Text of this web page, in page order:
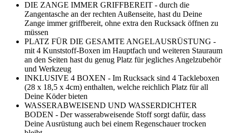
DIE ZANGE IMMER GRIFFBEREIT - durch die
Zangentasche an der rechten Außenseite, hast du Deine
Zange immer griffbereit, ohne extra den Rucksack öffnen zu
müssen
PLATZ FÜR DIE GESAMTE ANGELAUSRÜSTUNG -
mit 4 Kunststoff-Boxen im Hauptfach und weiteren Stauraum
an den Seiten hast du genug Platz für jegliches Angelzubehör
und Werkzeug
INKLUSIVE 4 BOXEN - Im Rucksack sind 4 Tackleboxen
(28 x 18,5 x 4cm) enthalten, welche reichlich Platz für all
Deine Köder bieten
WASSERABWEISEND UND WASSERDICHTER
BODEN - Der wasserabweisende Stoff sorgt dafür, dass
Deine Ausrüstung auch bei einem Regenschauer trocken